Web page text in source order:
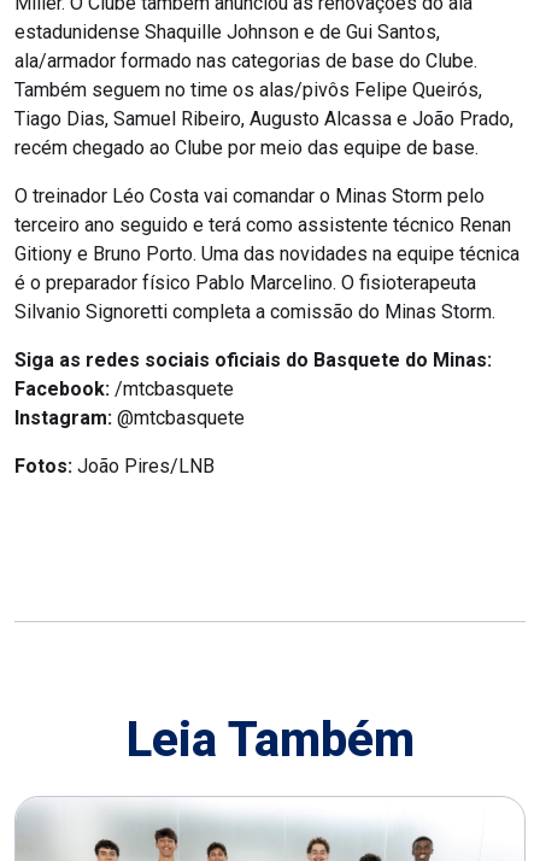
estadunidense Shaquille Johnson e de Gui Santos,
ala/armador formado nas categorias de base do Clube.
Também seguem no time os alas/pivôs Felipe Queirós,
Tiago Dias, Samuel Ribeiro, Augusto Alcassa e João Prado,
recém chegado ao Clube por meio das equipe de base.
O treinador Léo Costa vai comandar o Minas Storm pelo
terceiro ano seguido e terá como assistente técnico Renan
Gitiony e Bruno Porto. Uma das novidades na equipe técnica
é o preparador físico Pablo Marcelino. O fisioterapeuta
Silvanio Signoretti completa a comissão do Minas Storm.
Siga as redes sociais oficiais do Basquete do Minas:
Facebook: /mtcbasquete
Instagram: @mtcbasquete
Fotos: João Pires/LNB
Leia Também